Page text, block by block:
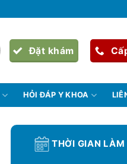
Đặt khám
HỎI ĐÁP Y KHOA
THỜI GIAN LÀM